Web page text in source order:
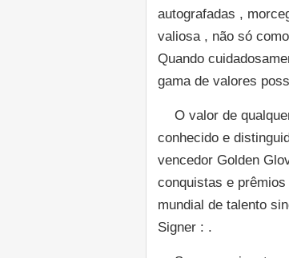
autografadas ,
valiosa , não só
Quando
gama de valores
O valor de
conhecido e
vencedor Golden
conquistas e
mundial de talento
Signer : .